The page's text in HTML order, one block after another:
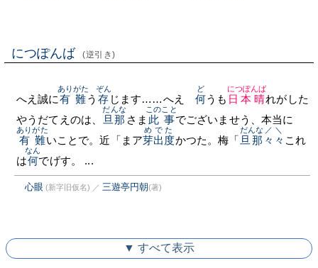
につぽんば (逆引き)
へえ誠に有難
ありがた
う 存
ぞん
じます……へえゝ何
ど
うも 日本晴
につぽんば
れがした
やうだてえのは、
旦那
だんな
さま 此事
このこと
でございませう、本当に
有難
ありがた
いことで。近「まア芽出度
めでた
かつた。梅「 旦那
だんな
々々
／＼
これ
は何
なん
でげす。 ...
心眼 (新字旧仮名) ／ 三遊亭円朝(著)
▼ すべて表示